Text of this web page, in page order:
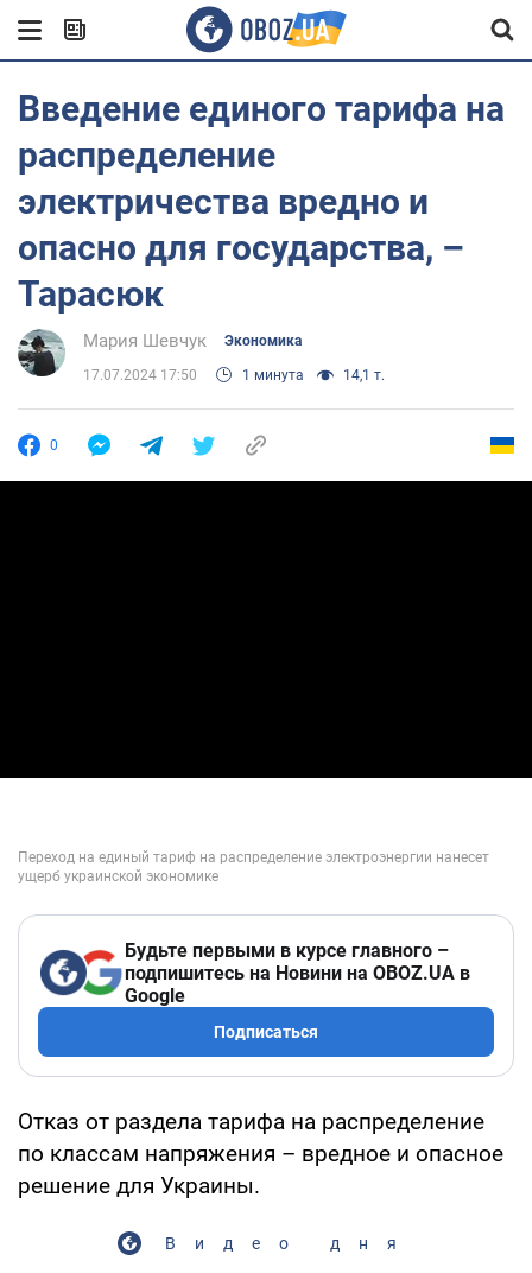
Введение единого тарифа на
распределение
электричества вредно и
опасно для государства, –
Тарасюк
Мария Шевчук Экономика
17.07.2024 17:50 1 минута 14,1 т.
0
Будьте первыми в курсе главного –
подпишитесь на Новини на OBOZ.UA в
Google
Подписаться
Отказ от раздела тарифа на распределение
по классам напряжения – вредное и опасное
решение для Украины.
Видео дня